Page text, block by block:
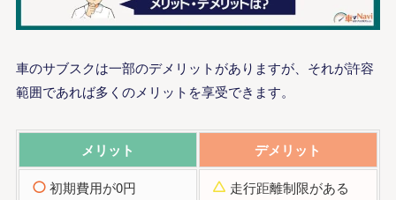
車のサブスクは一部のデメリットがありますが、それが許容
範囲であれば多くのメリットを享受できます。
メリット デメリット
初期費用が0円
走行距離制限がある